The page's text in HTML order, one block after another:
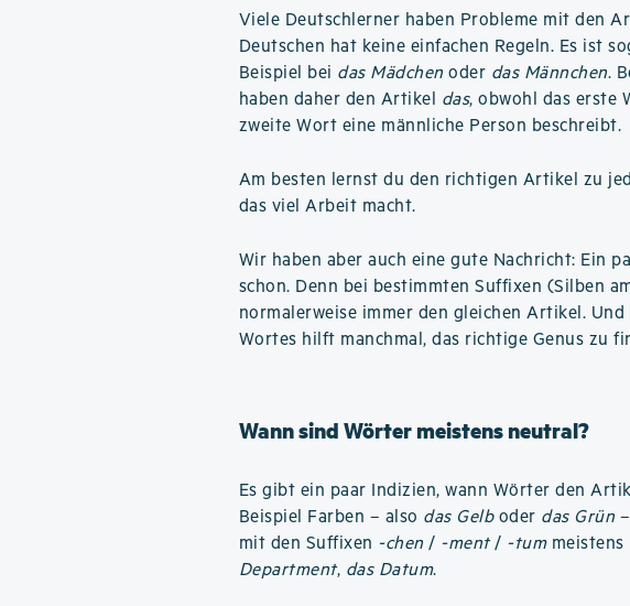
Viele Deutschlerner haben Probleme mit den
Deutschen hat keine einfachen Regeln. Es ist
Beispiel bei das Mädchen oder das Männchen.
haben daher den Artikel das, obwohl das erste
zweite Wort eine männliche Person beschreibt.
Am besten lernst du den richtigen Artikel zu
das viel Arbeit macht.
Wir haben aber auch eine gute Nachricht: Ein
schon. Denn bei bestimmten Suffixen (Silben
normalerweise immer den gleichen Artikel.
Wortes hilft manchmal, das richtige Genus zu
Wann sind Wörter meistens neutral?
Es gibt ein paar Indizien, wann Wörter den
Beispiel Farben – also das Gelboder das Grün
mit den Suffixen -chen / -ment/ -tummeistens
Department, das Datum.